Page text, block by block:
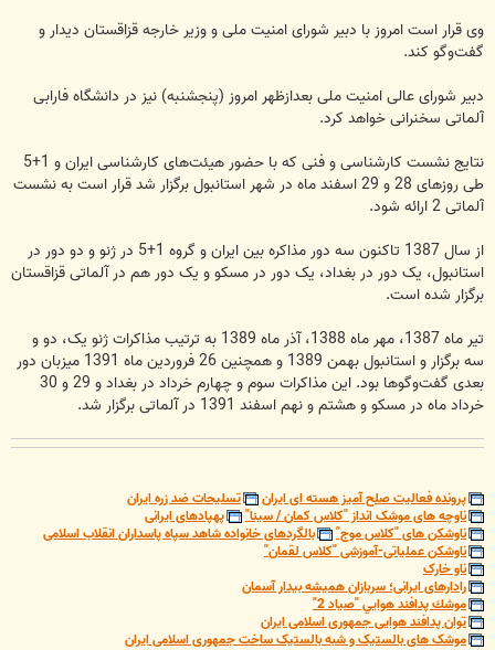
وی قرار است امروز با دبیر شورای امنیت ملی و وزیر خارجه قزاقستان دیدار و
گفت‌وگو کند.
دبیر شورای عالی امنیت ملی بعدازظهر امروز (پنجشنبه) نیز در دانشگاه فارابی
آلماتی سخنرانی خواهد کرد.
نتایج نشست کارشناسی و فنی که با حضور هیئت‌های کارشناسی ایران و 1+5
طی روزهای 28 و 29 اسفند ماه در شهر استانبول برگزار شد قرار است به نشست
آلماتی 2 ارائه شود.
از سال 1387 تاکنون سه دور مذاکره بین ایران و گروه 1+5 در ژنو و دو دور در
استانبول، یک دور در بغداد، یک دور در مسکو و یک دور هم در آلماتی قزاقستان
برگزار شده است.
تیر ماه 1387، مهر ماه 1388، آذر ماه 1389 به ترتیب مذاکرات ژنو یک، دو و
سه برگزار و استانبول بهمن 1389 و همچنین 26 فروردین ماه 1391 میزبان دور
بعدی گفت‌وگوها بود. این مذاکرات سوم و چهارم خرداد در بغداد و 29 و 30
خرداد ماه در مسکو و هشتم و نهم اسفند 1391 در آلماتی برگزار شد.
پرونده فعالیت صلح آمیز هسته ای ایران
تسلیحات ضد زره ایران
ناوچه های موشک انداز "کلاس کمان / سینا"
پهپادهای ایرانی
ناوشکن های "کلاس موج"
بالگردهای خانواده شاهد سپاه پاسداران انقلاب اسلامی
ناوشکن عملیاتی-آموزشی "کلاس لقمان"
ناو خارک
رادارهای ایرانی؛ سربازان همیشه بیدار آسمان
موشك پدافند هوايي "صياد 2"
توان پدافند هوایی جمهوری اسلامی ایران
موشک های بالستیک و شبه بالستیک ساخت جمهوری اسلامی ایران